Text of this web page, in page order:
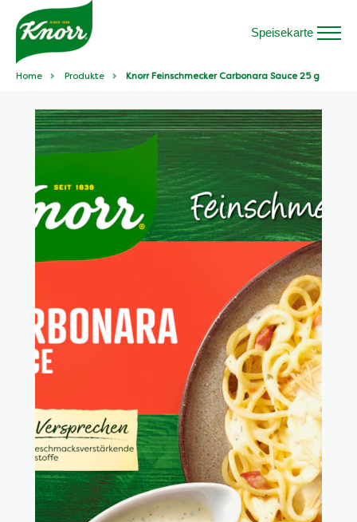
Speisekarte
Home Produkte Knorr Feinschmecker Carbonara Sauce 25 g